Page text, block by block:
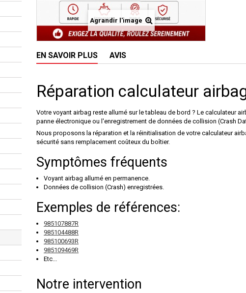
Agrandir l'image
EN SAVOIR PLUS AVIS
Réparation calculateur
Votre voyant airbag reste allumé sur le tableau de bord ? Le calculateur
panne électronique ou l'enregistrement de données de collision (Crash
Nous proposons la réparation et la réinitialisation de votre calculateur
sécurité sans remplacement coûteux du boîtier.
Symptômes fréquents
Voyant airbag allumé en permanence.
Données de collision (Crash) enregistrées.
Exemples de références:
985107887R
985104488R
985100693R
985109469R
Etc...
Notre intervention